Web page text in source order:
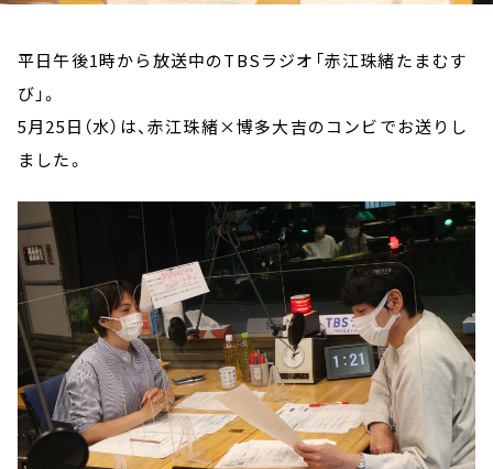
平日午後1時から放送中のTBSラジオ「赤江珠緒たまむす
び」。
5月25日（水）は、赤江珠緒×博多大吉のコンビでお送りし
ました。